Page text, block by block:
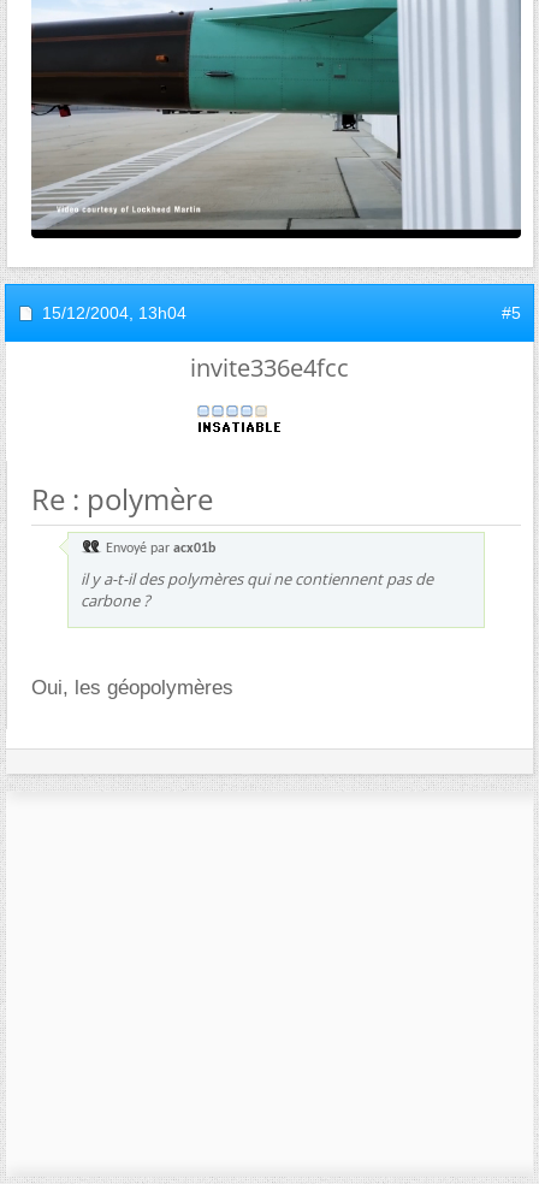
15/12/2004, 13h04 #5
invite336e4fcc
Re : polymère
Envoyé par acx01b
il y a-t-il des polymères qui ne contiennent pas de
carbone ?
Oui, les géopolymères